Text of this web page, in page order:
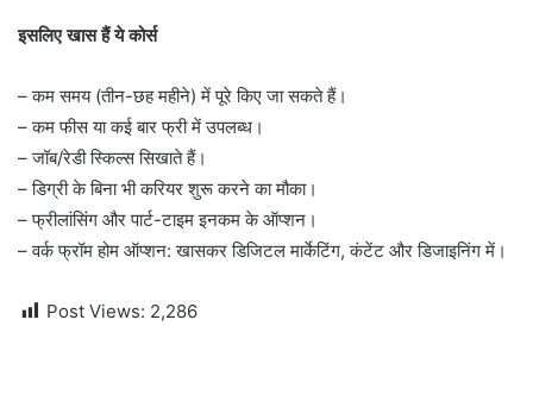
इसलिए खास हैं ये कोर्स
– कम समय (तीन-छह महीने) में पूरे किए जा सकते हैं।
– कम फीस या कई बार फ्री में उपलब्ध।
– जॉब/रेडी स्किल्स सिखाते हैं।
– डिग्री के बिना भी करियर शुरू करने का मौका।
– फ्रीलांसिंग और पार्ट-टाइम इनकम के ऑप्शन।
– वर्क फ्रॉम होम ऑप्शन: खासकर डिजिटल मार्केटिंग, कंटेंट और डिजाइनिंग में।
Post Views: 2,286